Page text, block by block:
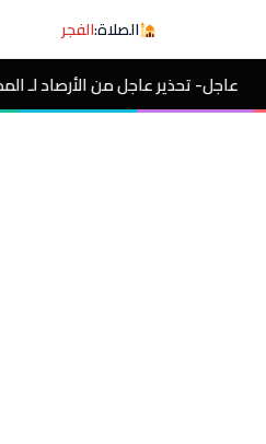
الصلاة:الفجر
لـ المصطافين على شوطئ 8 مدن